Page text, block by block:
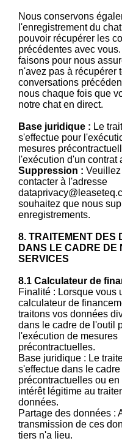
Nous conservons
l'enregistrement du
pouvoir récupérer les
précédentes avec
faisons pour nous
n'avez pas à récupérer
conversations
nous chaque fois que
notre chat en direct.
Base juridique : Le
s'effectue pour
mesures
l'exécution d'un contrat
Suppression :
contacter à l'adresse
souhaitez que nous
enregistrements.
8. TRAITEMENT DES
DANS LE CADRE DE
SERVICES
8.1 Calculateur de
Finalité : Lorsque vous
calculateur de
traitons vos données
dans le cadre de l'outil
l'exécution de mesures
précontractuelles.
Base juridique : Le
s'effectue dans le
précontractuelles ou
intérêt légitime au
données.
Partage des données :
transmission de ces
tiers n'a lieu.